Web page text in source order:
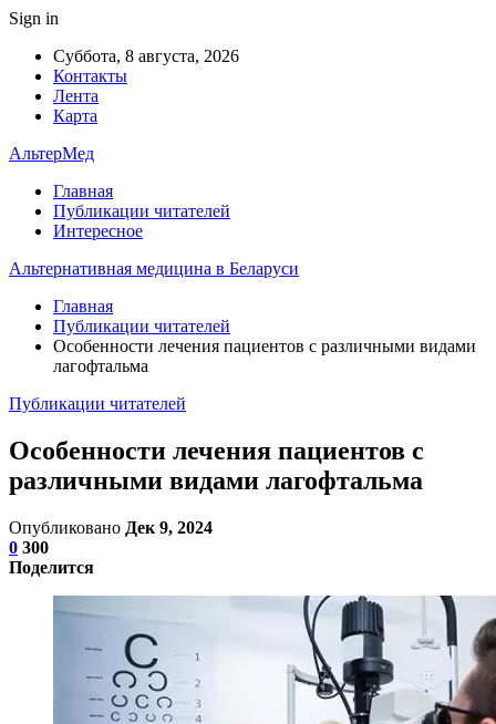
Sign in
Суббота, 8 августа, 2026
Контакты
Лента
Карта
АльтерМед
Главная
Публикации читателей
Интересное
Альтернативная медицина в Беларуси
Главная
Публикации читателей
Особенности лечения пациентов с различными видами
лагофтальма
Публикации читателей
Особенности лечения пациентов с
различными видами лагофтальма
Опубликовано Дек 9, 2024
0 300
Поделится